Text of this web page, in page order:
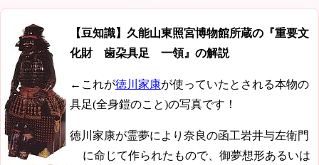
【豆知識】久能山東照宮博物館所蔵の『重要文
化財 歯朶具足 一領』の解説
←これが徳川家康が使っていたとされる本物の
具足(全身鎧のこと)の写真です！
徳川家康が霊夢により奈良の函工岩井与左衛門
に命じて作られたもので、御夢想形あるいは